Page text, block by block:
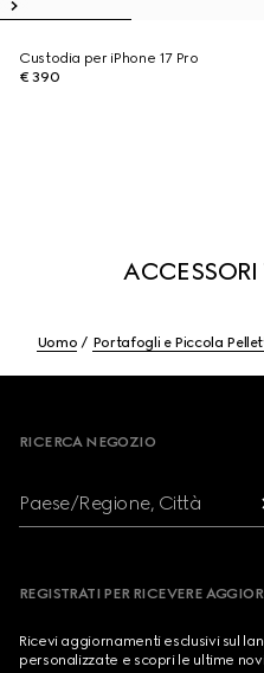
Custodia per iPhone 17 Pro
€ 390
Uomo Portafogli e Piccola
RICERCA NEGOZIO
Paese/Regione, Città
REGISTRATI PER RICEVERE
Ricevi aggiornamenti esclusivi sul
personalizzate e scopri le ultime